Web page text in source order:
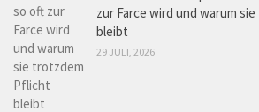
zur Farce wird und warum
bleibt
29 JULI, 2026